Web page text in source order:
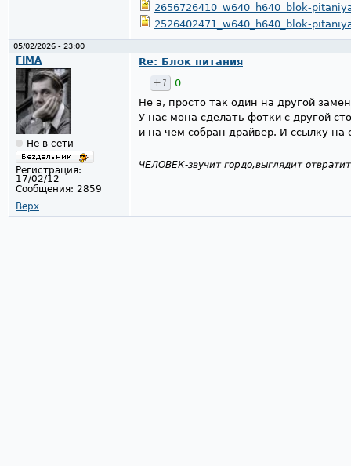
2656726410_w640_h640_blok-
2526402471_w640_h640_blok-
05/02/2026 - 23:00
FIMA
Не в сети
Регистрация:
17/02/12
Сообщения: 2859
Верх
Re: Блок питания
+1
0
Не а, просто так один на другой
У нас мона сделать фотки с другой
и на чем собран драйвер. И ссылку на
ЧЕЛОВЕК-звучит гордо,выглядит